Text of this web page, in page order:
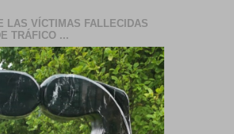
LAS VÍCTIMAS FALLECIDAS
TRÁFICO ...